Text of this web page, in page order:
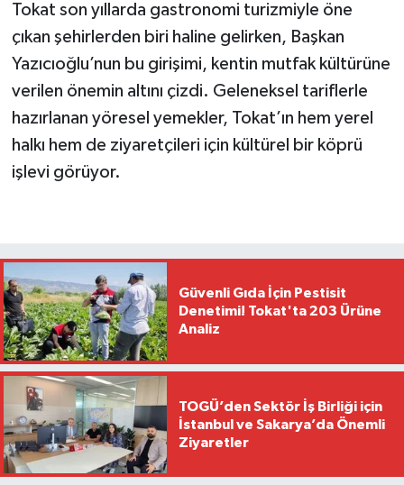
Tokat son yıllarda gastronomi turizmiyle öne
çıkan şehirlerden biri haline gelirken, Başkan
Yazıcıoğlu’nun bu girişimi, kentin mutfak kültürüne
verilen önemin altını çizdi. Geleneksel tariflerle
hazırlanan yöresel yemekler, Tokat’ın hem yerel
halkı hem de ziyaretçileri için kültürel bir köprü
işlevi görüyor.
Güvenli Gıda İçin Pestisit
Denetimi! Tokat'ta 203 Ürüne
Analiz
TOGÜ’den Sektör İş Birliği için
İstanbul ve Sakarya’da Önemli
Ziyaretler